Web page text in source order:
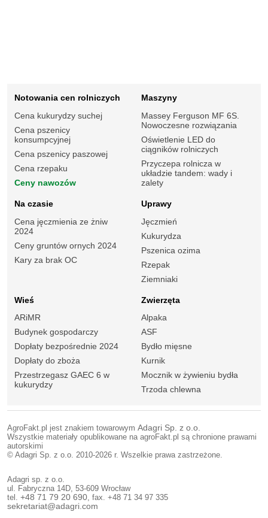
Notowania cen rolniczych
Cena kukurydzy suchej
Cena pszenicy
konsumpcyjnej
Cena pszenicy paszowej
Cena rzepaku
Ceny nawozów
Maszyny
Massey Ferguson MF 6S.
Nowoczesne rozwiązania
Oświetlenie LED do
ciągników rolniczych
Przyczepa rolnicza w
układzie tandem: wady i
zalety
Na czasie
Cena jęczmienia ze żniw
2024
Ceny gruntów ornych 2024
Kary za brak OC
Uprawy
Jęczmień
Kukurydza
Pszenica ozima
Rzepak
Ziemniaki
Wieś
ARiMR
Budynek gospodarczy
Dopłaty bezpośrednie 2024
Dopłaty do zboża
Przestrzegasz GAEC 6 w
kukurydzy
Zwierzęta
Alpaka
ASF
Bydło mięsne
Kurnik
Mocznik w żywieniu bydła
Trzoda chlewna
AgroFakt.pl jest znakiem towarowym Adagri Sp. z o.o.
Wszystkie materiały opublikowane na agroFakt.pl są chronione prawami
autorskimi
© Adagri Sp. z o.o. 2010-2026 r. Wszelkie prawa zastrzeżone.
Adagri sp. z o.o.
ul. Fabryczna 14D, 53-609 Wrocław
tel. +48 71 79 20 690 , fax. +48 71 34 97 335
sekretariat@adagri.com